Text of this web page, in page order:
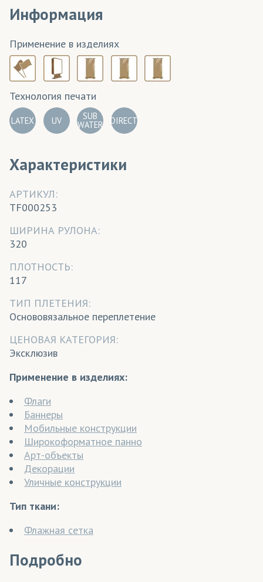
Информация
Применение в изделиях
Технология печати
LATEX UV SUB
WATER DIRECT
Характеристики
АРТИКУЛ:
TF000253
ШИРИНА РУЛОНА:
320
ПЛОТНОСТЬ:
117
ТИП ПЛЕТЕНИЯ:
Основовязальное переплетение
ЦЕНОВАЯ КАТЕГОРИЯ:
Эксклюзив
Применение в изделиях:
Флаги
Баннеры
Мобильные конструкции
Широкоформатное панно
Арт-объекты
Декорации
Уличные конструкции
Тип ткани:
Флажная сетка
Подробно